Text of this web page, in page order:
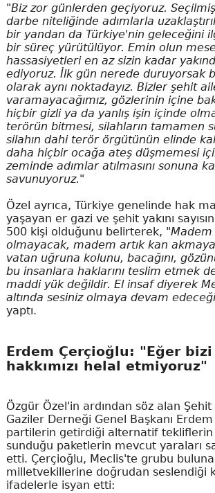
"Biz zor günlerden geçiyoruz. Seçilmiş
darbe niteliğinde adımlarla
bir yandan da Türkiye'nin geleceğini
bir süreç yürütülüyor. Emin olun
hassasiyetleri en az sizin kadar
ediyoruz. İlk gün nerede duruyorsak
olarak aynı noktadayız. Bizler şehit
varamayacağımız, gözlerinin içine
hiçbir gizli ya da yanlış işin içinde
terörün bitmesi, silahların tamamen
silahın dahi terör örgütünün elinde
daha hiçbir ocağa ateş düşmemesi
zeminde adımlar atılmasını sonuna
savunuyoruz."
Özel ayrıca, Türkiye genelinde hak
yaşayan er gazi ve şehit yakını
500 kişi olduğunu belirterek,
olmayacak, madem artık kan
vatan uğruna kolunu, bacağını,
bu insanlara haklarını teslim etmek
maddi yük değildir. El insaf diyerek
altında sesiniz olmaya devam
yaptı.
Erdem Çerçioğlu: "Eğer bizi
hakkımızı helal etmiyoruz"
Özgür Özel'in ardından söz alan
Gaziler Derneği Genel Başkanı
partilerin getirdiği alternatif
sunduğu paketlerin mevcut yaraları
etti. Çerçioğlu, Meclis'te grubu
milletvekillerine doğrudan seslendiği
ifadelerle isyan etti: